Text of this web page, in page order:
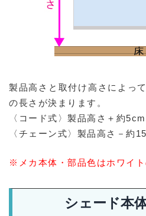
製品高さと取付け高さによっ
の長さが決まります。
〈コード式〉製品高さ＋約
〈チェーン式〉製品高さ－約
※メカ本体・部品色はホワイト
シェード本